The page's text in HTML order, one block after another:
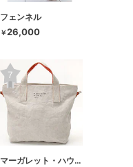
フェンネル
￥26,000
マーガレット・ハウエル アイデア